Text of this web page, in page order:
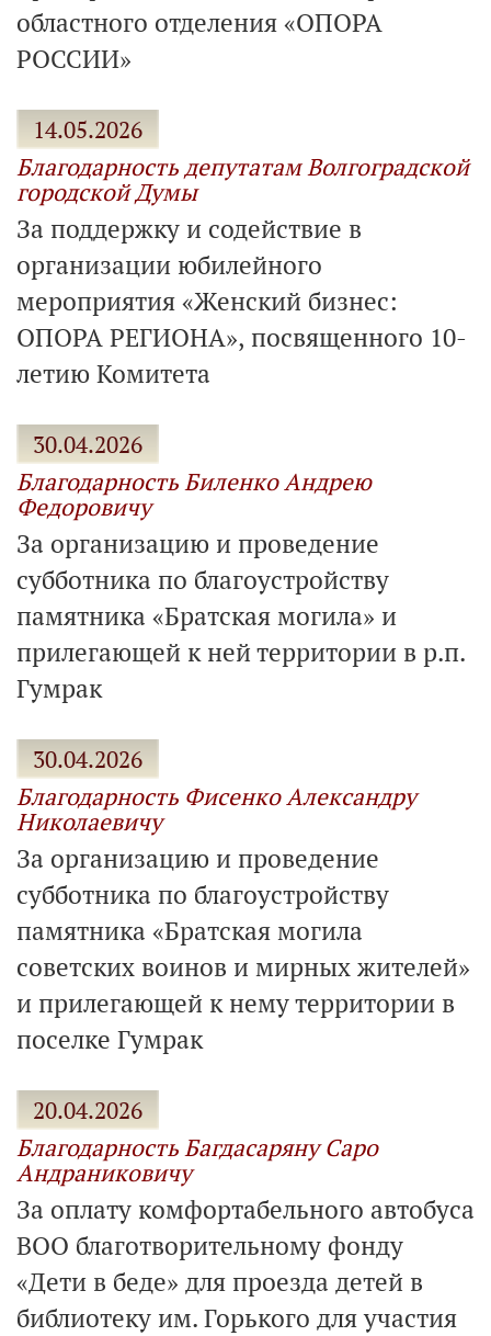
областного отделения «ОПОРА
РОССИИ»
14.05.2026
Благодарность депутатам Волгоградской
городской Думы
За поддержку и содействие в
организации юбилейного
мероприятия «Женский бизнес:
ОПОРА РЕГИОНА», посвященного 10-
летию Комитета
30.04.2026
Благодарность Биленко Андрею
Федоровичу
За организацию и проведение
субботника по благоустройству
памятника «Братская могила» и
прилегающей к ней территории в р.п.
Гумрак
30.04.2026
Благодарность Фисенко Александру
Николаевичу
За организацию и проведение
субботника по благоустройству
памятника «Братская могила
советских воинов и мирных жителей»
и прилегающей к нему территории в
поселке Гумрак
20.04.2026
Благодарность Багдасаряну Саро
Андраниковичу
За оплату комфортабельного автобуса
ВОО благотворительному фонду
«Дети в беде» для проезда детей в
библиотеку им. Горького для участия